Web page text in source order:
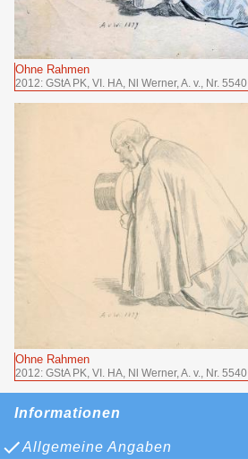
Ohne Rahmen
2012: GStA PK, VI. HA, Nl Werner, A. v., Nr. 5540
Ohne Rahmen
2012: GStA PK, VI. HA, Nl Werner, A. v., Nr. 5540
Informationen
Allgemeine Angaben